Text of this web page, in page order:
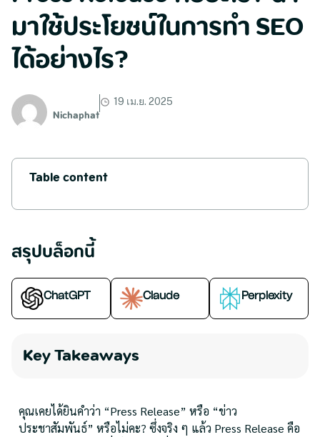
มาใช้ประโยชน์ในการทำ SEO
ได้อย่างไร?
Nichaphat
19 เม.ย. 2025
Table content
สรุปบล็อกนี้
ChatGPT Claude Perplexity
Key Takeaways
คุณเคยได้ยินคำว่า “Press Release” หรือ “ข่าว
ประชาสัมพันธ์” หรือไม่คะ? ซึ่งจริง ๆ แล้ว Press Release คือ